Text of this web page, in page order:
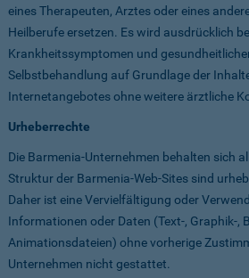
eines Therapeuten, Arztes oder eines
Heilberufe ersetzen. Es wird ausdrücklich
Krankheitssymptomen und
Selbstbehandlung auf Grundlage der
Internetangebotes ohne weitere ärztliche
Urheberrechte
Die Barmenia-Unternehmen behalten sich
Struktur der Barmenia-Web-Sites sind
Daher ist eine Vervielfältigung oder
Informationen oder Daten (Text-, Graphik-,
Animationsdateien) ohne vorherige
Unternehmen nicht gestattet.